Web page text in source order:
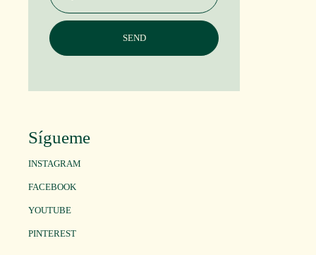
Sígueme
INSTAGRAM
FACEBOOK
YOUTUBE
PINTEREST